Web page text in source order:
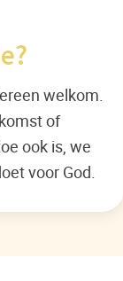
welkom.
of
ook is, we
voor God.